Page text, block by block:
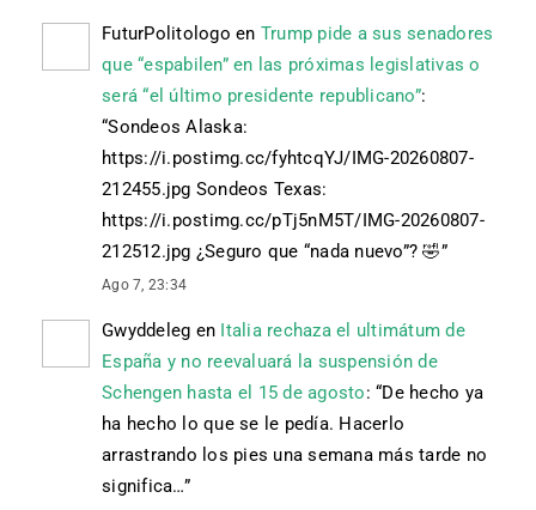
FuturPolitologo en Trump pide a sus senadores
que “espabilen” en las próximas legislativas o
será “el último presidente republicano”:
“Sondeos Alaska:
https://i.postimg.cc/fyhtcqYJ/IMG-20260807-
212455.jpg Sondeos Texas:
https://i.postimg.cc/pTj5nM5T/IMG-20260807-
212512.jpg ¿Seguro que “nada nuevo”? 🤣”
Ago 7, 23:34
Gwyddeleg en Italia rechaza el ultimátum de
España y no reevaluará la suspensión de
Schengen hasta el 15 de agosto: “De hecho ya
ha hecho lo que se le pedía. Hacerlo
arrastrando los pies una semana más tarde no
significa…”